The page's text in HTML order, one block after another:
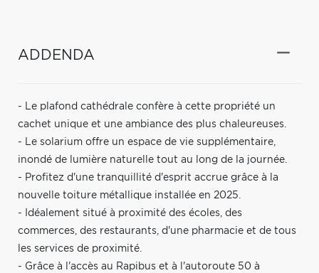
ADDENDA
- Le plafond cathédrale confère à cette propriété un
cachet unique et une ambiance des plus chaleureuses.
- Le solarium offre un espace de vie supplémentaire,
inondé de lumière naturelle tout au long de la journée.
- Profitez d'une tranquillité d'esprit accrue grâce à la
nouvelle toiture métallique installée en 2025.
- Idéalement situé à proximité des écoles, des
commerces, des restaurants, d'une pharmacie et de tous
les services de proximité.
- Grâce à l'accès au Rapibus et à l'autoroute 50 à